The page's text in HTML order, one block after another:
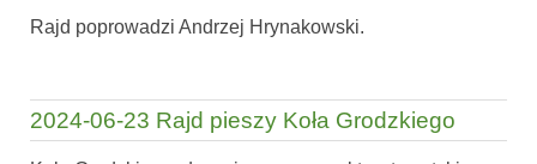
Rajd poprowadzi Andrzej Hrynakowski.
2024-06-23 Rajd pieszy Koła Grodzkiego